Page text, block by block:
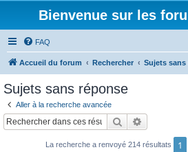
Bienvenue sur les
FAQ
Accueil du forum Rechercher Sujets sans
Sujets sans réponse
Aller à la recherche avancée
Rechercher
La recherche a renvoyé 214 résultats 1